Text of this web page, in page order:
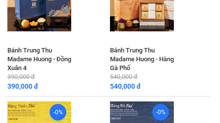
Bánh Trung Thu
Madame Huong - Đồng
Xuân 4
390,000 đ
390,000 đ
Bánh Trung Thu
Madame Huong - Hàng
Gà Phố
540,000 đ
540,000 đ
-0% -0%